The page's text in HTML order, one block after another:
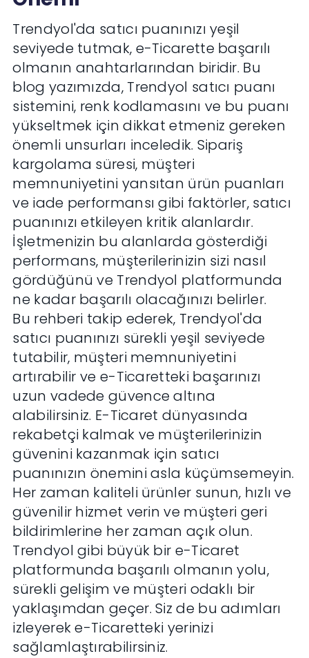
Trendyol'da satıcı puanınızı yeşil
seviyede tutmak, e-Ticarette başarılı
olmanın anahtarlarından biridir. Bu
blog yazımızda, Trendyol satıcı puanı
sistemini, renk kodlamasını ve bu puanı
yükseltmek için dikkat etmeniz gereken
önemli unsurları inceledik. Sipariş
kargolama süresi, müşteri
memnuniyetini yansıtan ürün puanları
ve iade performansı gibi faktörler, satıcı
puanınızı etkileyen kritik alanlardır.
İşletmenizin bu alanlarda gösterdiği
performans, müşterilerinizin sizi nasıl
gördüğünü ve Trendyol platformunda
ne kadar başarılı olacağınızı belirler.
Bu rehberi takip ederek, Trendyol'da
satıcı puanınızı sürekli yeşil seviyede
tutabilir, müşteri memnuniyetini
artırabilir ve e-Ticaretteki başarınızı
uzun vadede güvence altına
alabilirsiniz. E-Ticaret dünyasında
rekabetçi kalmak ve müşterilerinizin
güvenini kazanmak için satıcı
puanınızın önemini asla küçümsemeyin.
Her zaman kaliteli ürünler sunun, hızlı ve
güvenilir hizmet verin ve müşteri geri
bildirimlerine her zaman açık olun.
Trendyol gibi büyük bir e-Ticaret
platformunda başarılı olmanın yolu,
sürekli gelişim ve müşteri odaklı bir
yaklaşımdan geçer. Siz de bu adımları
izleyerek e-Ticaretteki yerinizi
sağlamlaştırabilirsiniz.